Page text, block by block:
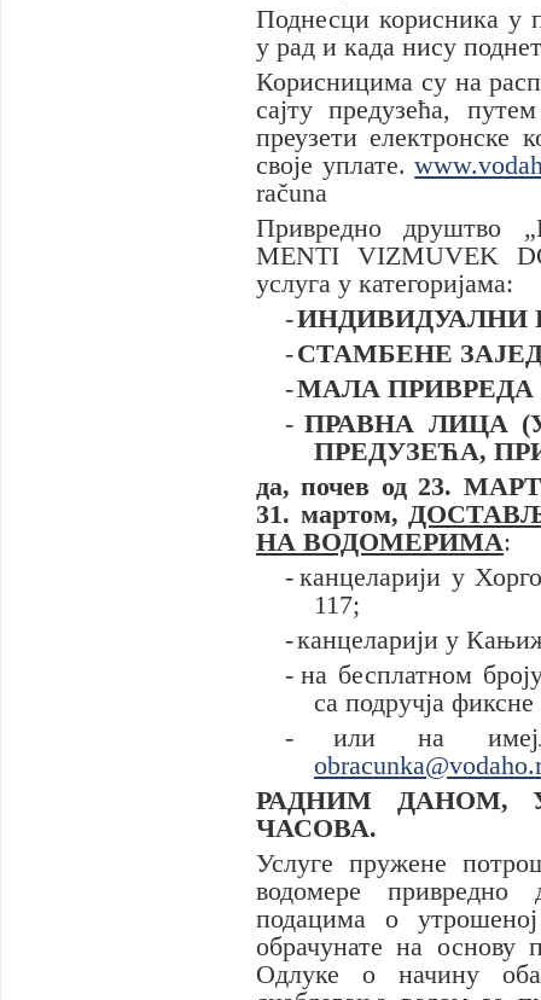
Поднесци корисника у
у рад и када нису
Корисницима су на
сајту предузећа,
преузети електронске
своје уплате.
računa
Привредно друштво „
MENTI VIZMUVEK
услуга у категоријама:
-ИНДИВИДУАЛНИ
-СТАМБЕНЕ
-МАЛА
- ПРАВНА ЛИЦА
ПРЕДУЗЕЋА,
да, почев од 23.
31. мартом,
НА ВОДОМЕРИМА:
- канцелариjи у
117;
-канцеларији у
- на бесплатном
са подручја
-
или на
РАДНИМ ДАНОМ,
ЧАСОВА.
Услуге пружене
водомере привредно
подацима о
обрачунате на основу
Одлуке o начину